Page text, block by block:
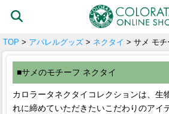
TOP > アパレルグッズ > ネクタイ > サメ モチ
■サメのモチーフ ネクタイ
カロラータネクタイコレクションは、生
れに締めていただきたいこだわりのアイ